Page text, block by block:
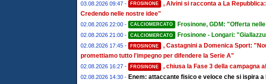
03.08.2026 09:47 - FROSINONE
, Alvini si racconta a La
Credendo nelle nostre idee"
02.08.2026 22:00 - CALCIOMERCATO Frosinone, GDM: "Offerta
02.08.2026 21:00 - CALCIOMERCATO Frosinone - Longari:
02.08.2026 17:45 - FROSINONE
, Castagnini a Domenica Sport:
promettiamo tutto l'impegno per difendere la Serie A"
02.08.2026 16:27 - FROSINONE , chiusa la Fase 3 della campagna
02.08.2026 14:30 - Enem: attaccante fisico e veloce che si ispira a